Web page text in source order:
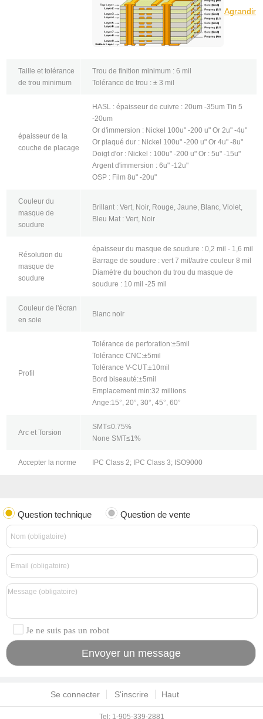
Agrandir
Taille et tolérance
de trou minimum
Trou de finition minimum : 6 mil
Tolérance de trou : ± 3 mil
épaisseur de la
couche de placage
HASL : épaisseur de cuivre : 20um -35um Tin 5
-20um
Or d'immersion : Nickel 100u" -200 u" Or 2u" -4u"
Or plaqué dur : Nickel 100u" -200 u" Or 4u" -8u"
Doigt d'or : Nickel : 100u" -200 u" Or : 5u" -15u"
Argent d'immersion : 6u" -12u"
OSP : Film 8u" -20u"
Couleur du
masque de
soudure
Brillant : Vert, Noir, Rouge, Jaune, Blanc, Violet,
Bleu Mat : Vert, Noir
Résolution du
masque de
soudure
épaisseur du masque de soudure : 0,2 mil - 1,6 mil
Barrage de soudure : vert 7 mil/autre couleur 8 mil
Diamètre du bouchon du trou du masque de
soudure : 10 mil -25 mil
Couleur de l'écran
en soie
Blanc noir
Profil
Tolérance de perforation:±5mil
Tolérance CNC:±5mil
Tolérance V-CUT:±10mil
Bord biseauté:±5mil
Emplacement min:32 millions
Ange:15°, 20°, 30°, 45°, 60°
Arc et Torsion
SMT≤0.75%
None SMT≤1%
Accepter la norme IPC Class 2; IPC Class 3; ISO9000
Question technique Question de vente
Je ne suis pas un robot
Se connecter S'inscrire Haut
Tel: 1-905-339-2881